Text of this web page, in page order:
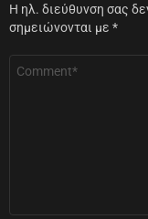
Η ηλ. διεύθυνση σας
σημειώνονται με *
Σχόλιο